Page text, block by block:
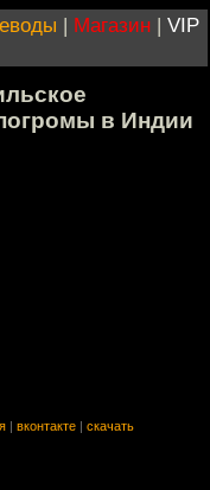
| Магазин | VIP
в Индии
вконтакте скачать